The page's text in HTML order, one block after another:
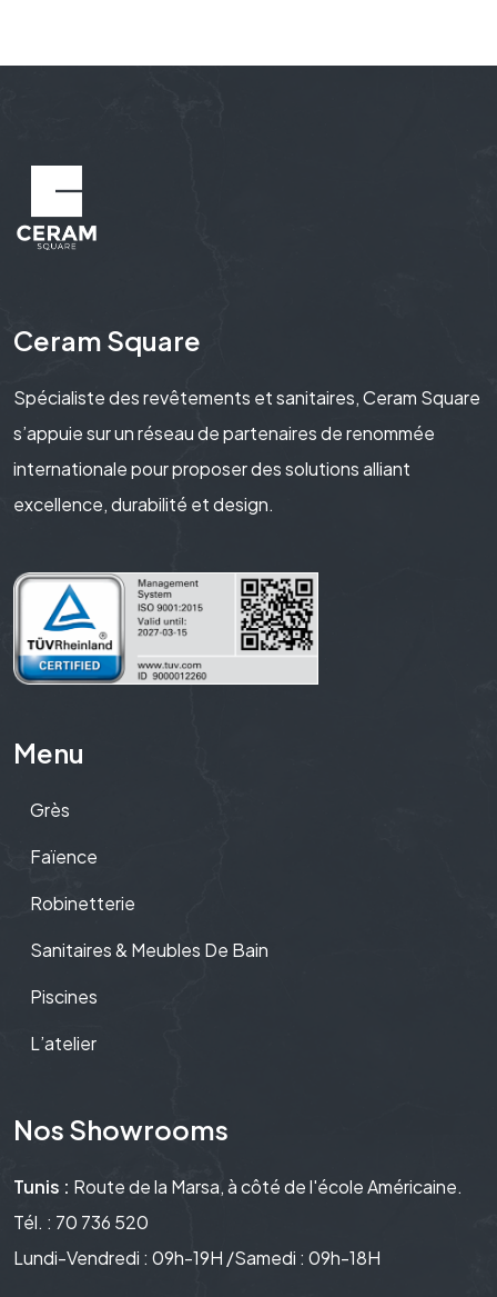
Ceram Square
Spécialiste des revêtements et sanitaires, Ceram Square
s’appuie sur un réseau de partenaires de renommée
internationale pour proposer des solutions alliant
excellence, durabilité et design.
Menu
Grès
Faïence
Robinetterie
Sanitaires & Meubles De Bain
Piscines
L’atelier
Nos Showrooms
Tunis : Route de la Marsa, à côté de l'école Américaine.
Tél. : 70 736 520
Lundi-Vendredi : 09h-19H /Samedi : 09h-18H